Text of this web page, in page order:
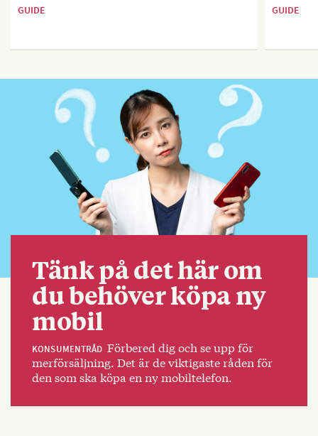
GUIDE GUIDE
Tänk på det här om
du behöver köpa ny
mobil
KONSUMENTRÅD Förbered dig och se upp för
merförsäljning. Det är de viktigaste råden för
den som ska köpa en ny mobiltelefon.